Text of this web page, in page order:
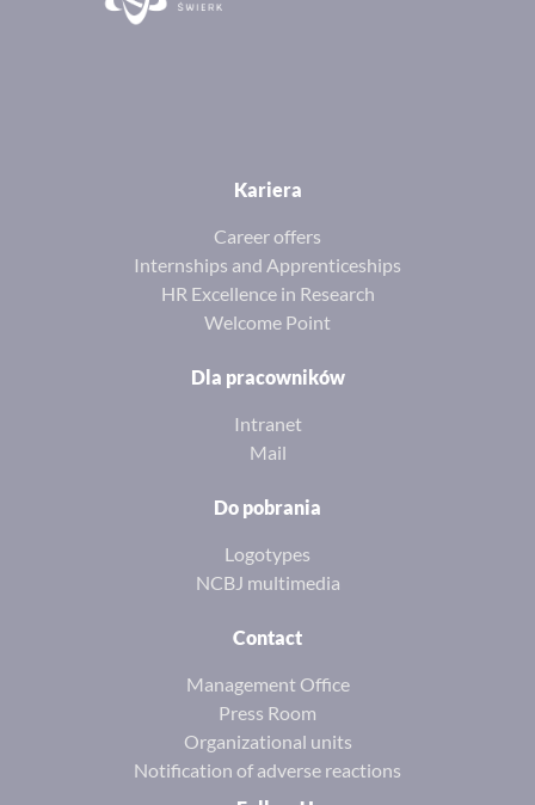
Kariera
Career offers
Internships and Apprenticeships
HR Excellence in Research
Welcome Point
Dla pracowników
Intranet
Mail
Do pobrania
Logotypes
NCBJ multimedia
Contact
Management Office
Press Room
Organizational units
Notification of adverse reactions